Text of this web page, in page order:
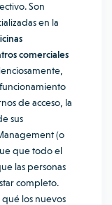
Son
en la
comerciales
de acceso, la
sus
(o
que todo el
las personas
completo.
los nuevos